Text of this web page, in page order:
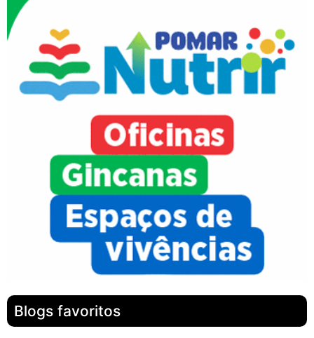
Blogs favoritos